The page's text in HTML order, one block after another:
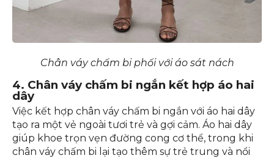
Chân váy chấm bi phối với áo sát nách
4. Chân váy chấm bi ngắn kết hợp áo hai
dây
Việc kết hợp chân váy chấm bi ngắn với áo hai dây
tạo ra một vẻ ngoài tươi trẻ và gợi cảm. Áo hai dây
giúp khoe trọn vẹn đường cong cơ thể, trong khi
chân váy chấm bi lại tạo thêm sự trẻ trung và nổi